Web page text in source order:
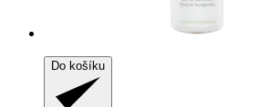
Do košíku